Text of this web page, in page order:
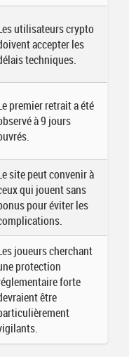
utilisateurs crypto
accepter les
techniques.
premier retrait a été
à 9 jours
site peut convenir à
qui jouent sans
pour éviter les
joueurs cherchant
protection
forte
être